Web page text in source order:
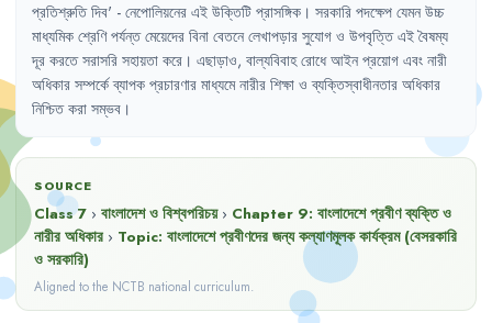
প্রতিশ্রুতি দিব' - নেপোলিয়নের এই উক্তিটি প্রাসঙ্গিক । সরকারি পদক্ষেপ যেমন উচ্চ
মাধ্যমিক শ্রেণি পর্যন্ত মেয়েদের বিনা বেতনে লেখাপড়ার সুযোগ ও উপবৃত্তি এই বৈষম্য
দূর করতে সরাসরি সহায়তা করে । এছাড়াও, বাল্যবিবাহ রোধে আইন প্রয়োগ এবং নারী
অধিকার সম্পর্কে ব্যাপক প্রচারণার মাধ্যমে নারীর শিক্ষা ও ব্যক্তিস্বাধীনতার অধিকার
নিশ্চিত করা সম্ভব ।
SOURCE
Class 7 › বাংলাদেশ ও বিশ্বপরিচয় › Chapter 9: বাংলাদেশে প্রবীণ ব্যক্তি ও
নারীর অধিকার › Topic: বাংলাদেশে প্রবীণদের জন্য কল্যাণমূলক কার্যক্রম (বেসরকারি
ও সরকারি)
Aligned to the NCTB national curriculum.